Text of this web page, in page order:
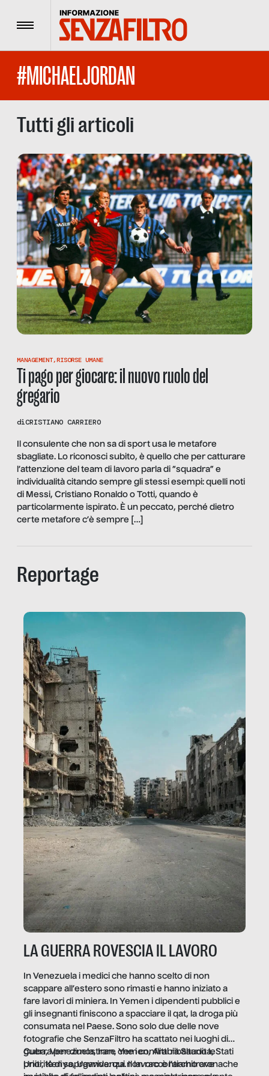
Menu
#MICHAELJORDAN
Tutti gli articoli
MANAGEMENT,RISORSE UMANE
Ti pago per giocare: il nuovo ruolo del
gregario
diCRISTIANO CARRIERO
Il consulente che non sa di sport usa le metafore
sbagliate. Lo riconosci subito, è quello che per catturare
l’attenzione del team di lavoro parla di “squadra” e
individualità citando sempre gli stessi esempi: quelli noti
di Messi, Cristiano Ronaldo o Totti, quando è
particolarmente ispirato. È un peccato, perché dietro
certe metafore c’è sempre […]
Reportage
LA GUERRA ROVESCIA IL LAVORO
In Venezuela i medici che hanno scelto di non
scappare all’estero sono rimasti e hanno iniziato a
fare lavori di miniera. In Yemen i dipendenti pubblici e
gli insegnanti finiscono a spacciare il qat, la droga più
consumata nel Paese. Sono solo due delle nove
fotografie che SenzaFiltro ha scattato nei luoghi di
guerra per dimostrare che i conflitti ribaltano le
priorità di sopravvivenza. Il lavoro è l’architrave
Cuba, Venezuela, Iran, Yemen, Arabia Saudita, Stati
Uniti, Kenya, Uganda: qui non raccontiamo cronache